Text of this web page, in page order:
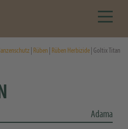
Rüben Rüben Herbizide | Goltix Titan
Adama